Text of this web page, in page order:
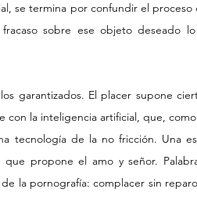
se termina por confundir el proceso
sobre ese objeto deseado
garantizados. El placer supone
con la inteligencia artificial, que,
tecnología de la no fricción. Una
propone el amo y señor.
la pornografía: complacer sin